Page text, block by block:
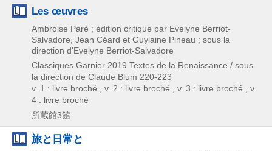
Les œuvres
Ambroise Paré ; édition critique par Evelyne Berriot-
Salvadore, Jean Céard et Guylaine Pineau ; sous la
direction d'Evelyne Berriot-Salvadore
Classiques Garnier 2019 Textes de la Renaissance / sous
la direction de Claude Blum 220-223
v. 1 : livre broché , v. 2 : livre broché , v. 3 : livre broché , v.
4 : livre broché
所蔵館3館
旅と日常と